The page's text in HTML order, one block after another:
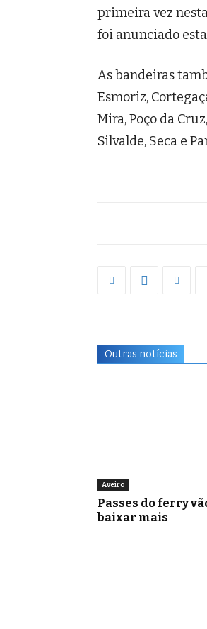
primeira vez
foi anunciado
As bandeiras
Esmoriz,
Mira, Poço da
Silvalde, Seca e
Outras notícias
Aveiro
Passes do ferry
baixar mais